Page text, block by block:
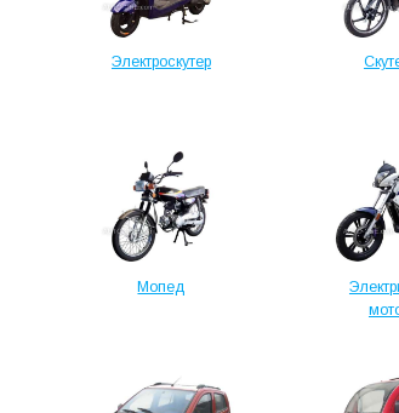
Электроскутер
Мопед